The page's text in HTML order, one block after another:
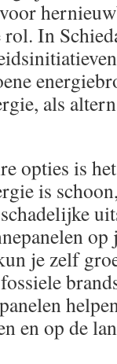
In
als
opties is
is
je zelf
en op de